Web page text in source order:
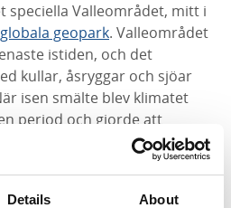
Details About
speciella Valleområdet, mitt i
geopark. Valleområdet
istiden, och det
kullar, åsryggar och sjöar
isen smälte blev klimatet
period och gjorde att
och iskanten låg över samma
här vid Valle, mitt